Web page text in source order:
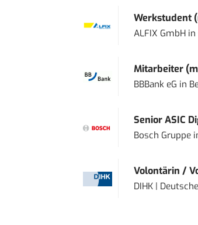
Werkstudent
ALFIX GmbHin
Mitarbeiter
BBBank eG in
Senior ASIC
Bosch Gruppe
Volontärin /
DIHK |